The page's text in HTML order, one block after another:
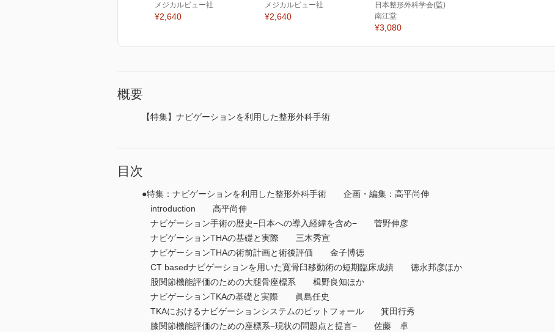
メジカルビュー社
¥2,640
メジカルビュー社
¥2,640
日本整形外科学会(監)
南江堂
¥3,080
概要
【特集】ナビゲーションを利用した整形外科手術
目次
●特集：ナビゲーションを利用した整形外科手術 企画・編集：高平尚伸
introduction 高平尚伸
ナビゲーション手術の歴史−日本への導入経緯を含め− 菅野伸彦
ナビゲーションTHAの基礎と実際 三木秀宣
ナビゲーションTHAの術前計画と術後評価 金子博徳
CT basedナビゲーションを用いた寛骨臼移動術の短期臨床成績 徳永邦彦ほか
股関節機能評価のための大腿骨座標系 楫野良知ほか
ナビゲーションTKAの基礎と実際 眞島任史
TKAにおけるナビゲーションシステムのピットフォール 箕田行秀
膝関節機能評価のための座標系−現状の問題点と提言− 佐藤 卓